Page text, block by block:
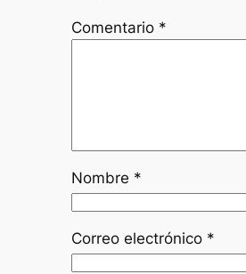
Comentario *
Nombre *
Correo electrónico *